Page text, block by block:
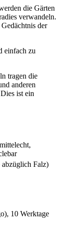
die Gärten
verwandeln.
der
einfach zu
tragen die
anderen
ist ein
Falz)
10 Werktage